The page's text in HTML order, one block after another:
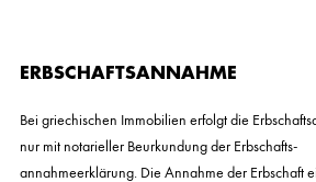
ERBSCHAFTSANNAHME
Bei griechischen Immobilien erfolgt die
nur mit notarieller Beurkundung der Erbschafts-
annahmeerklärung. Die Annahme der Erbschaft